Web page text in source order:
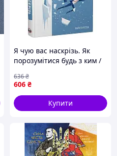
Я чую вас наскрізь. Як
порозумітися будь з ким /
606 ₴
636₴
Купити